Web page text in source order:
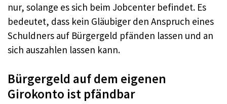
nur, solange es sich beim Jobcenter befindet. Es
bedeutet, dass kein Gläubiger den Anspruch eines
Schuldners auf Bürgergeld pfänden lassen und an
sich auszahlen lassen kann.
Bürgergeld auf dem eigenen
Girokonto ist pfändbar